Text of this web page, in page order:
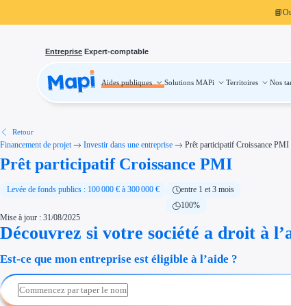
📘
Entreprise Expert-comptable
Aides publiques Solutions MAPi Territoires Nos
Aides publiques
Investissement
Thématiques
Financement innovation
Transition écologique
Développement international
Économies d'énergie et d'eau
Aides RSE entreprise
Étapes de vie
Cession d'entreprise
Entreprise en difficulté
Type de financements
Aides sans remboursement
Subventions
Retour
Financement de projet Investir dans une entreprise Prêt participatif Croissance PMI
Prêt participatif Croissance PMI
Levée de fonds publics : 100 000 € à 300 000 €
entre 1 et 3 mois
100%
Mise à jour : 31/08/2025
Découvrez si votre société a droit à
Est-ce que mon entreprise est éligible à l’aide ?